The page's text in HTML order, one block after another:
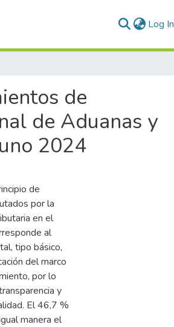
Log In
de
de Aduanas y
2024
de
por la
en el
al
tipo básico,
del marco
por lo
y
El 46,7 %
manera el